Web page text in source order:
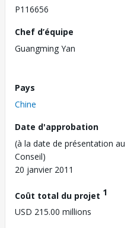
P116656
Chef d’équipe
Guangming Yan
Pays
Chine
Date d'approbation
(à la date de présentation au
Conseil)
20 janvier 2011
Coût total du projet 1
USD 215.00 millions